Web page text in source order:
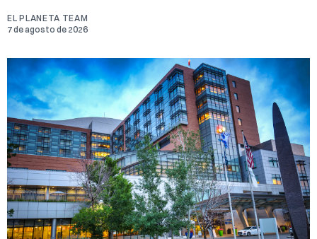
EL PLANETA TEAM
7 de agosto de 2026